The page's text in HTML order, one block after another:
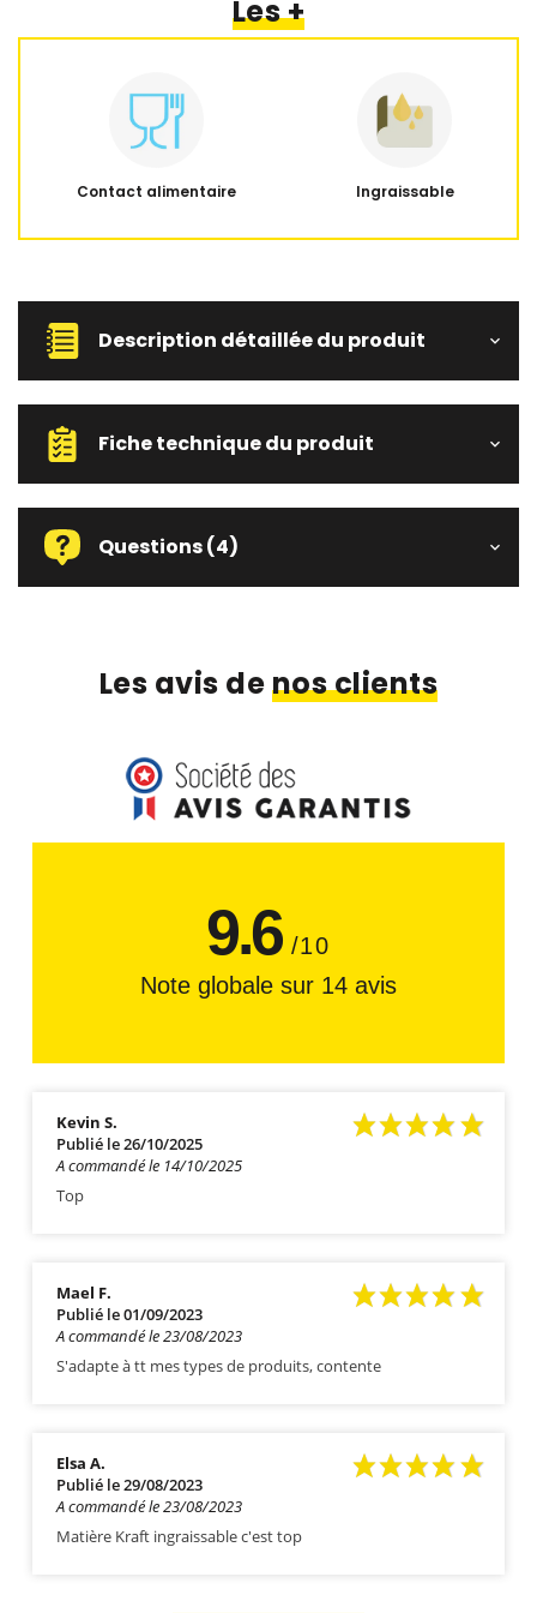
Les +
Contact alimentaire Ingraissable
Description détaillée du produit
Fiche technique du produit
Questions(4)
Les avis denos clients
9.6/10
Note globale sur 14 avis
Kevin S.
Publié le 26/10/2025
A commandé le 14/10/2025
Top
Mael F.
Publié le 01/09/2023
A commandé le 23/08/2023
S'adapte à tt mes types de produits, contente
Elsa A.
Publié le 29/08/2023
A commandé le 23/08/2023
Matière Kraft ingraissable c'est top